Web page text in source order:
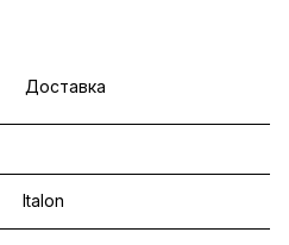
Доставка
Italon